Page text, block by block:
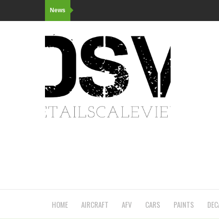
News
HOME AIRCRAFT AFV CARS PAINTS